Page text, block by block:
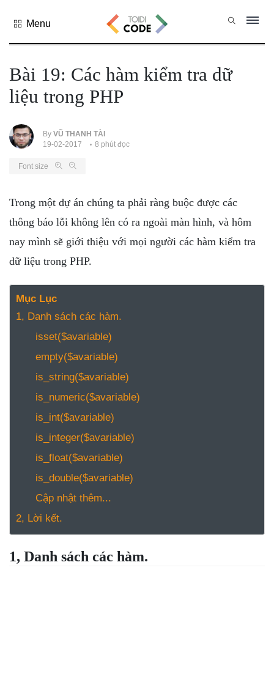
Tất cả
danh mục
PHP
PYTHON
NODE.JS
JAVA CORE
SQL
HTML
CSS
THỦ THUẬT
CÔNG
TOOLS &
SOFTWARE
REVIEW
TÌM KIẾM
TIN TUYỂN
Menu
Bài 19: Các hàm kiểm tra dữ
liệu trong PHP
By VŨ THANH TÀI
19-02-2017
8 phút đọc
Font size
Trong một dự án chúng ta phải ràng buộc được các
thông báo lỗi không lên có ra ngoài màn hình, và hôm
nay mình sẽ giới thiệu với mọi người các hàm kiểm tra
dữ liệu trong PHP.
Mục Lục
1, Danh sách các hàm.
isset($avariable)
empty($avariable)
is_string($avariable)
is_numeric($avariable)
is_int($avariable)
is_integer($avariable)
is_float($avariable)
is_double($avariable)
Cập nhật thêm...
2, Lời kết.
1, Danh sách các hàm.